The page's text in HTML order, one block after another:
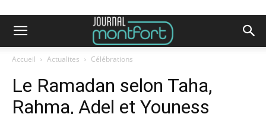
Accueil Actualites Célébrations
Le Ramadan selon Taha,
Rahma, Adel et Youness